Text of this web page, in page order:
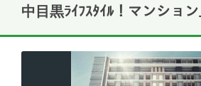
中目黒ﾗｲﾌｽﾀｲﾙ！マンション